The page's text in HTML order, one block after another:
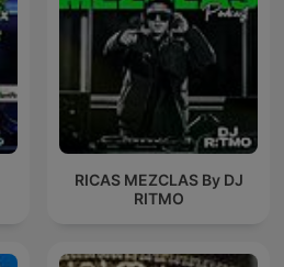
RICAS MEZCLAS By DJ
RITMO